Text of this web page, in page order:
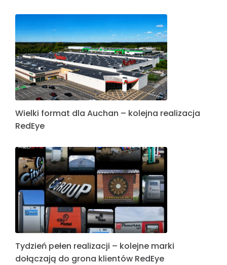
Wielki format dla Auchan – kolejna realizacja
RedEye
Tydzień pełen realizacji – kolejne marki
dołączają do grona klientów RedEye